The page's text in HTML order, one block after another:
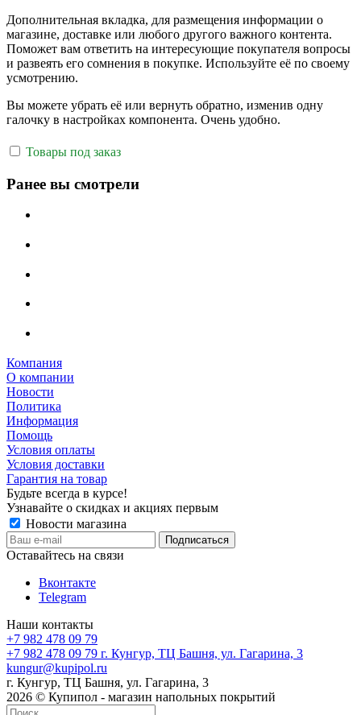
Дополнительная вкладка, для размещения информации о
магазине, доставке или любого другого важного контента.
Поможет вам ответить на интересующие покупателя вопросы
и развеять его сомнения в покупке. Используйте её по своему
усмотрению.
Вы можете убрать её или вернуть обратно, изменив одну
галочку в настройках компонента. Очень удобно.
Товары под заказ
Ранее вы смотрели
Компания
О компании
Новости
Политика
Информация
Помощь
Условия оплаты
Условия доставки
Гарантия на товар
Будьте всегда в курсе!
Узнавайте о скидках и акциях первым
Новости магазина
Оставайтесь на связи
Вконтакте
Telegram
Наши контакты
+7 982 478 09 79
+7 982 478 09 79 г. Кунгур, ТЦ Башня, ул. Гагарина, 3
kungur@kupipol.ru
г. Кунгур, ТЦ Башня, ул. Гагарина, 3
2026 © Купипол - магазин напольных покрытий